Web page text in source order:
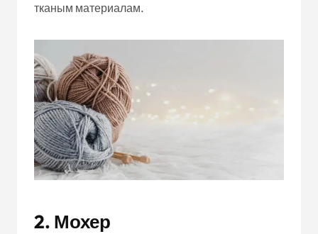
тканым материалам.
2. Мохер